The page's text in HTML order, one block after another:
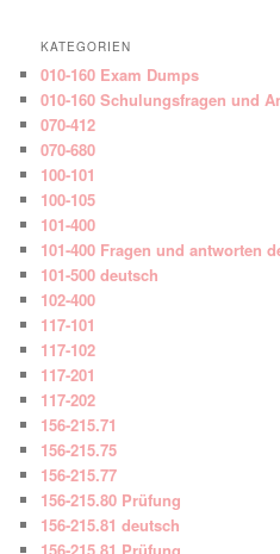
KATEGORIEN
010-160 Exam Dumps
010-160 Schulungsfragen und
070-412
070-680
100-101
100-105
101-400
101-400 Fragen und antworten
101-500 deutsch
102-400
117-101
117-102
117-201
117-202
156-215.71
156-215.75
156-215.77
156-215.80 Prüfung
156-215.81 deutsch